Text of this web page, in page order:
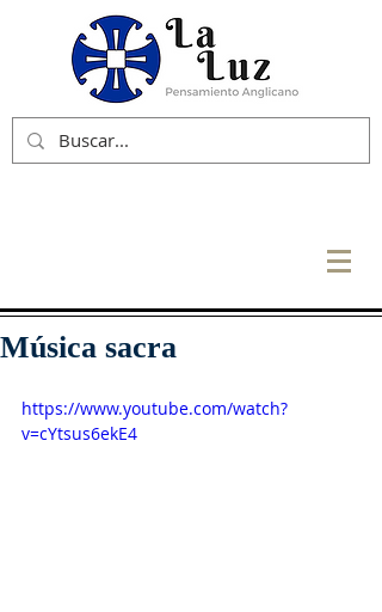
Música sacra
https://www.youtube.com/watch?
v=cYtsus6ekE4